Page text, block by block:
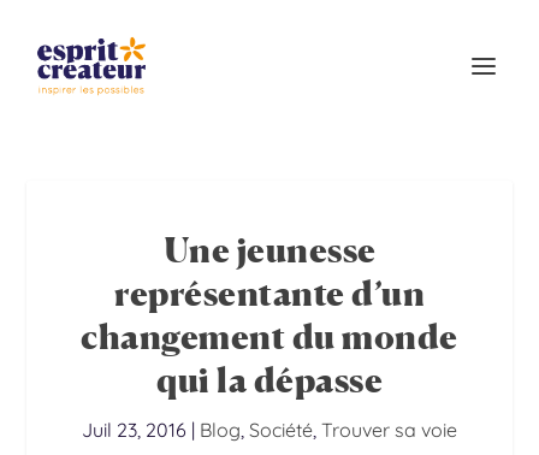
Une jeunesse
représentante d’un
changement du monde
qui la dépasse
Juil 23, 2016 | Blog, Société, Trouver sa voie